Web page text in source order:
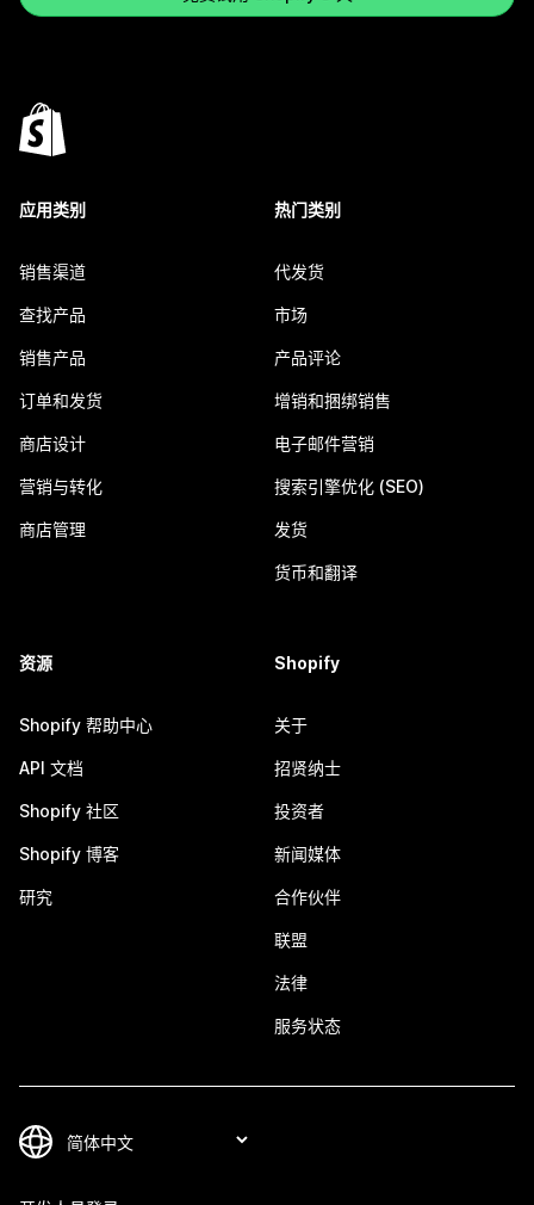
应用类别
销售渠道
查找产品
销售产品
订单和发货
商店设计
营销与转化
商店管理
热门类别
代发货
市场
产品评论
增销和捆绑销售
电子邮件营销
搜索引擎优化 (SEO)
发货
货币和翻译
资源
Shopify 帮助中心
API 文档
Shopify 社区
Shopify 博客
研究
Shopify
关于
招贤纳士
投资者
新闻媒体
合作伙伴
联盟
法律
服务状态